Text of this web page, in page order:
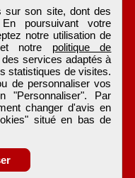
sur son site, dont des
poursuivant votre
notre utilisation de
notre politique de
services adaptés à
statistiques de visites.
de personnaliser vos
"Personnaliser". Par
changer d'avis en
situé en bas de